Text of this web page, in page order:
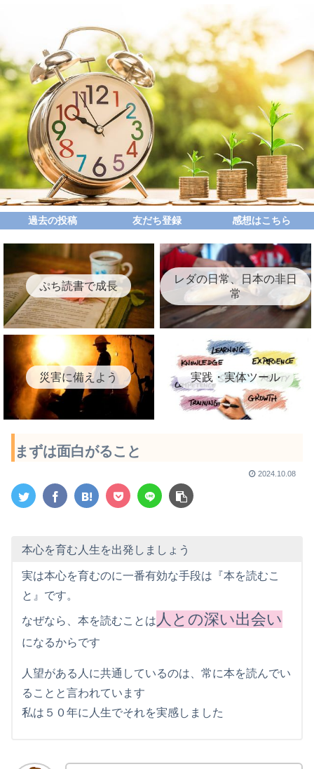
過去の投稿 友だち登録 感想はこちら
ぷち読書で成長
レダの日常、日本の非日
常
災害に備えよう 実践・実体ツール
まずは面白がること
2024.10.08
本心を育む人生を出発しましょう
実は本心を育むのに一番有効な手段は『本を読むこ
と』です。
なぜなら、本を読むことは 人との深い出会い
になるからです
人望がある人に共通しているのは、常に本を読んでい
ることと言われています
私は５０年に人生でそれを実感しました